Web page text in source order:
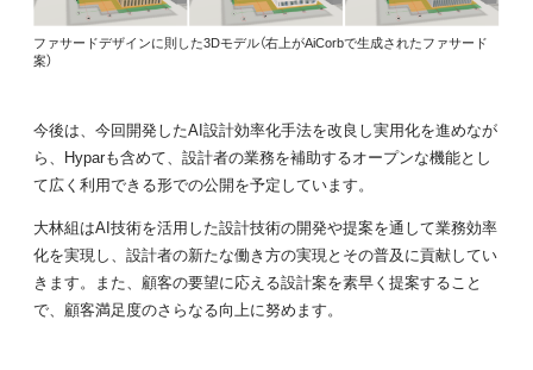
ファサードデザインに則した3Dモデル（右上がAiCorbで生成されたファサード
案）
今後は、今回開発したAI設計効率化手法を改良し実用化を進めなが
ら、Hyparも含めて、設計者の業務を補助するオープンな機能とし
て広く利用できる形での公開を予定しています。
大林組はAI技術を活用した設計技術の開発や提案を通して業務効率
化を実現し、設計者の新たな働き方の実現とその普及に貢献してい
きます。また、顧客の要望に応える設計案を素早く提案すること
で、顧客満足度のさらなる向上に努めます。